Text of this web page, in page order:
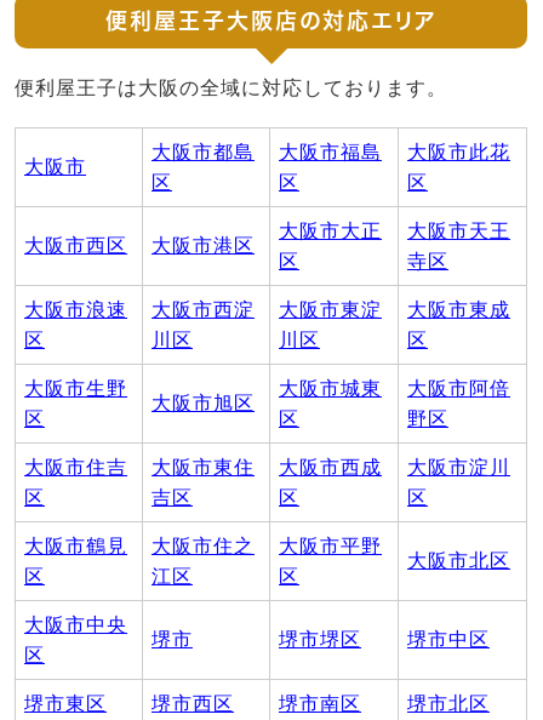
便利屋王子大阪店の対応エリア
便利屋王子は大阪の全域に対応しております。
大阪市
大阪市都島
区
大阪市福島
区
大阪市此花
区
大阪市西区 大阪市港区
大阪市大正
区
大阪市天王
寺区
大阪市浪速
区
大阪市西淀
川区
大阪市東淀
川区
大阪市東成
区
大阪市生野
区
大阪市旭区
大阪市城東
区
大阪市阿倍
野区
大阪市住吉
区
大阪市東住
吉区
大阪市西成
区
大阪市淀川
区
大阪市鶴見
区
大阪市住之
江区
大阪市平野
区
大阪市北区
大阪市中央
区
堺市 堺市堺区 堺市中区
堺市東区 堺市西区 堺市南区 堺市北区